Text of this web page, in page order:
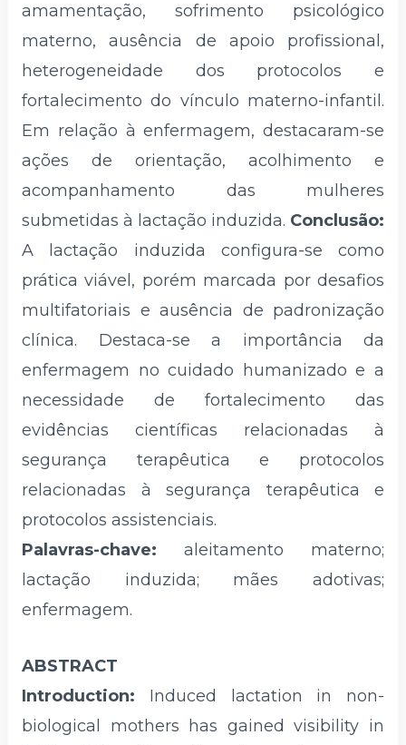
amamentação, sofrimento psicológico
materno, ausência de apoio profissional,
heterogeneidade dos protocolos e
fortalecimento do vínculo materno-infantil.
Em relação à enfermagem, destacaram-se
ações de orientação, acolhimento e
acompanhamento das mulheres
submetidas à lactação induzida. Conclusão:
A lactação induzida configura-se como
prática viável, porém marcada por desafios
multifatoriais e ausência de padronização
clínica. Destaca-se a importância da
enfermagem no cuidado humanizado e a
necessidade de fortalecimento das
evidências científicas relacionadas à
segurança terapêutica e protocolos
relacionadas à segurança terapêutica e
protocolos assistenciais.
Palavras-chave: aleitamento materno;
lactação induzida; mães adotivas;
enfermagem.
ABSTRACT
Introduction: Induced lactation in non-
biological mothers has gained visibility in